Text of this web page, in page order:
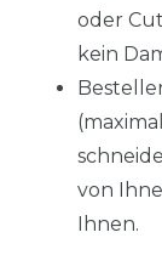
oder
kein
von
Ihnen.